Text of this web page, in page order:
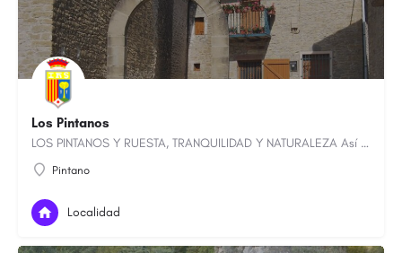
Los Pintanos
LOS PINTANOS Y RUESTA, TRANQUILIDAD Y NATURALEZA Así se denominan a los municipios de Undués Pintano y…
Pintano
Localidad